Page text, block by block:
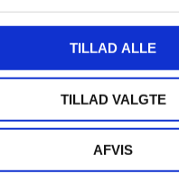
TILLAD ALLE
TILLAD VALGTE
AFVIS
have det så sjovt, at vi
ikke tjene så mange penge,
jeg virkelig har taget til
min virksomhed efter.